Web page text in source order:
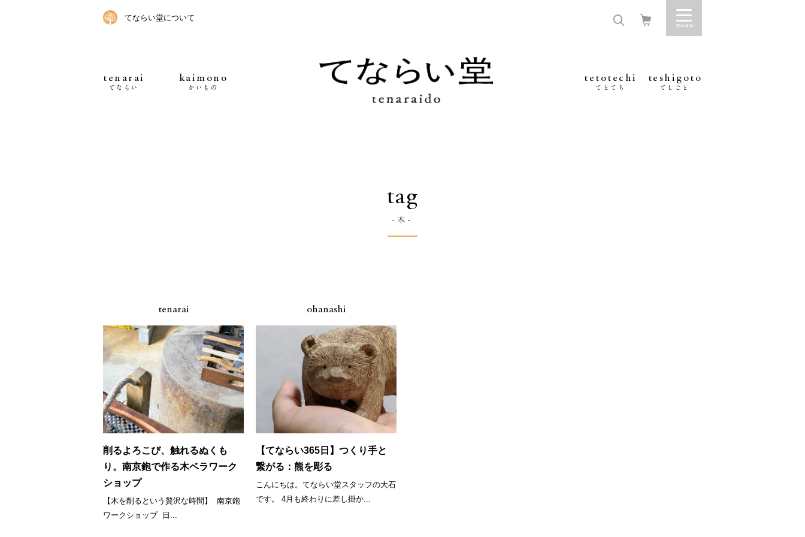
てならい堂について
tenarai
てならい
kaimono
かいもの
tetotechi
てとてち
teshigoto
てしごと
tag
-木-
tenarai
削るよろこび、触れるぬくも
り。南京鉋で作る木ベラワーク
ショップ
【木を削るという贅沢な時間】 南京鉋
ワークショップ 日...
ohanashi
【てならい365日】つくり手と
繋がる：熊を彫る
こんにちは。てならい堂スタッフの大石
です。 4月も終わりに差し掛か...